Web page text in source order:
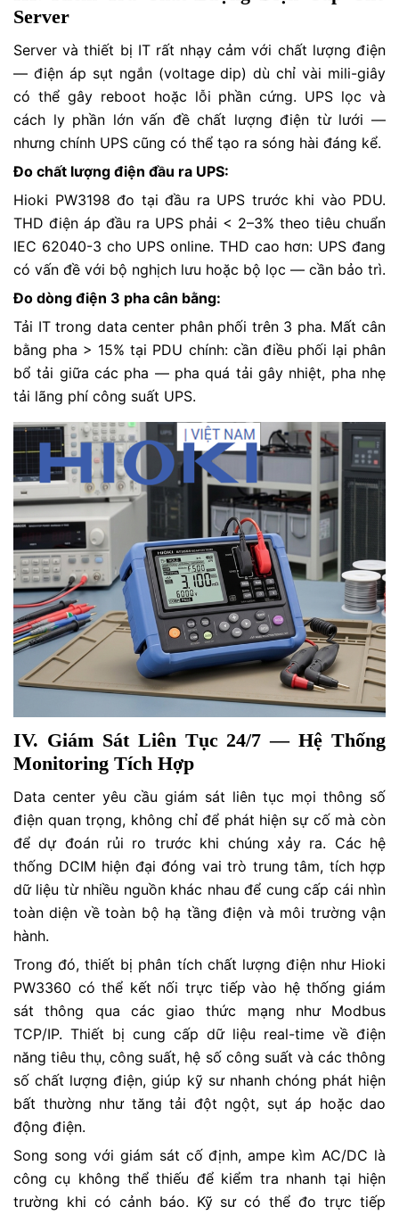
Server
Server và thiết bị IT rất nhạy cảm với chất lượng điện
— điện áp sụt ngắn (voltage dip) dù chỉ vài mili-giây
có thể gây reboot hoặc lỗi phần cứng. UPS lọc và
cách ly phần lớn vấn đề chất lượng điện từ lưới —
nhưng chính UPS cũng có thể tạo ra sóng hài đáng kể.
Đo chất lượng điện đầu ra UPS:
Hioki PW3198 đo tại đầu ra UPS trước khi vào PDU.
THD điện áp đầu ra UPS phải < 2–3% theo tiêu chuẩn
IEC 62040-3 cho UPS online. THD cao hơn: UPS đang
có vấn đề với bộ nghịch lưu hoặc bộ lọc — cần bảo trì.
Đo dòng điện 3 pha cân bằng:
Tải IT trong data center phân phối trên 3 pha. Mất cân
bằng pha > 15% tại PDU chính: cần điều phối lại phân
bổ tải giữa các pha — pha quá tải gây nhiệt, pha nhẹ
tải lãng phí công suất UPS.
IV. Giám Sát Liên Tục 24/7 — Hệ Thống
Monitoring Tích Hợp
Data center yêu cầu giám sát liên tục mọi thông số
điện quan trọng, không chỉ để phát hiện sự cố mà còn
để dự đoán rủi ro trước khi chúng xảy ra. Các hệ
thống DCIM hiện đại đóng vai trò trung tâm, tích hợp
dữ liệu từ nhiều nguồn khác nhau để cung cấp cái nhìn
toàn diện về toàn bộ hạ tầng điện và môi trường vận
hành.
Trong đó, thiết bị phân tích chất lượng điện như Hioki
PW3360 có thể kết nối trực tiếp vào hệ thống giám
sát thông qua các giao thức mạng như Modbus
TCP/IP. Thiết bị cung cấp dữ liệu real-time về điện
năng tiêu thụ, công suất, hệ số công suất và các thông
số chất lượng điện, giúp kỹ sư nhanh chóng phát hiện
bất thường như tăng tải đột ngột, sụt áp hoặc dao
động điện.
Song song với giám sát cố định, ampe kìm AC/DC là
công cụ không thể thiếu để kiểm tra nhanh tại hiện
trường khi có cảnh báo. Kỹ sư có thể đo trực tiếp